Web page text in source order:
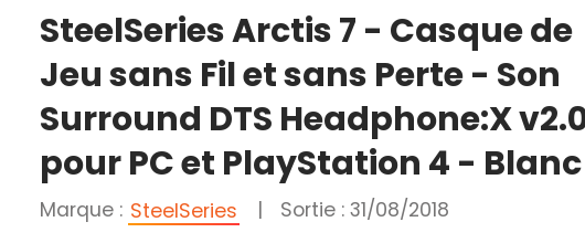
SteelSeries Arctis 7 - Casque de
Jeu sans Fil et sans Perte - Son
Surround DTS Headphone:X
pour PC et PlayStation 4 - Blanc
Marque : SteelSeries | Sortie : 31/08/2018